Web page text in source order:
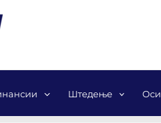
Штедење